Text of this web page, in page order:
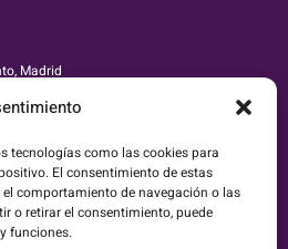
tecnologías como las cookies para
El consentimiento de estas
comportamiento de navegación o las
o retirar el consentimiento, puede
funciones.
Madrid